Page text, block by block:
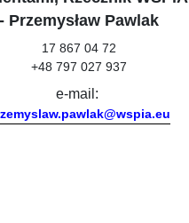
- Przemysław Pawlak
17 867 04 72
+48 797 027 937
e-mail: